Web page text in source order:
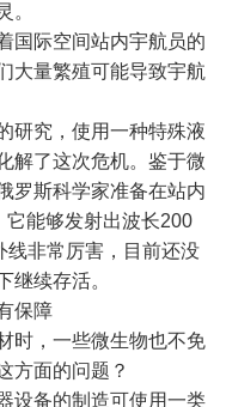
。
际空间站内宇航员的
大量繁殖可能导致宇航
究，使用一种特殊液
解了这次危机。鉴于微
罗斯科学家准备在站内
它能够发射出波长200
线非常厉害，目前还没
继续存活。
保障
，一些微生物也不免
方面的问题？
备的制造可使用一类